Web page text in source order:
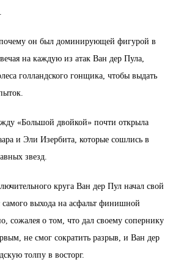
он был доминирующей фигурой в
на каждую из атак Ван дер Пула,
голландского гонщика, чтобы выдать
«Большой двойкой» почти открыла
и Эли Изербита, которые сошлись в
звезд.
круга Ван дер Пул начал свой
выхода на асфальт финишной
сожалея о том, что дал своему сопернику
не смог сократить разрыв, и Ван дер
толпу в восторг.